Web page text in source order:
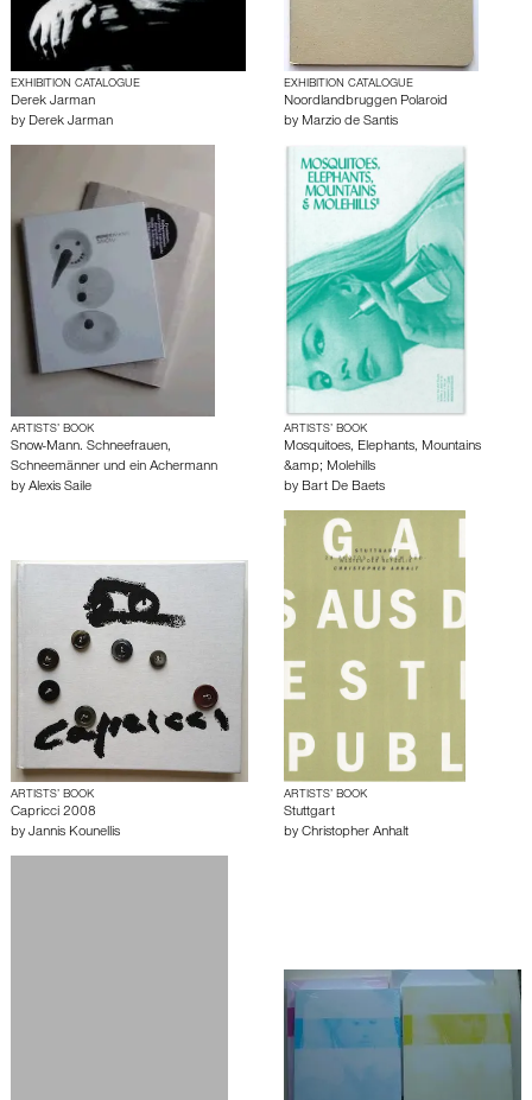
EXHIBITION CATALOGUE
Derek Jarman
by Derek Jarman
EXHIBITION CATALOGUE
Noordlandbruggen Polaroid
by Marzio de Santis
ARTISTS’ BOOK
Snow-Mann. Schneefrauen,
Schneemänner und ein Achermann
by Alexis Saile
ARTISTS’ BOOK
Mosquitoes, Elephants, Mountains
&amp; Molehills
by Bart De Baets
ARTISTS’ BOOK
Capricci 2008
by Jannis Kounellis
ARTISTS’ BOOK
Stuttgart
by Christopher Anhalt